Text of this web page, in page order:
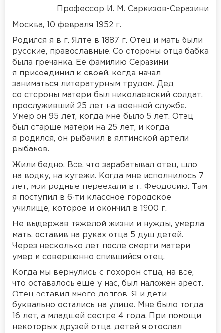
Профессор И. М. Саркизов-Серазини
Москва, 10 февраля 1952 г.
Родился я в г. Ялте в 1887 г. Отец и мать были
русские, православные. Со стороны отца бабка
была гречанка. Ее фамилию Серазини
я присоединил к своей, когда начал
заниматься литературным трудом. Дед
со стороны матери был николаевский солдат,
прослуживший 25 лет на военной службе.
Умер он 95 лет, когда мне было 5 лет. Отец
был старше матери на 25 лет, и когда
я родился, он рыбачил в ялтинской артели
рыбаков.
Жили бедно. Все, что зарабатывал отец, шло
на водку, на кутежи. Когда мне исполнилось 7
лет, мои родные переехали в г. Феодосию. Там
я поступил в 6-ти классное городское
училище, которое и окончил в 1900 г.
Не выдержав тяжелой жизни и нужды, умерла
мать, оставив на руках отца 5 душ детей.
Через несколько лет после смерти матери
умер и совершенно спившийся отец.
Когда мы вернулись с похорон отца, на все,
что оставалось еще у нас, был наложен арест.
Отец оставил много долгов. Я и дети
буквально остались на улице. Мне было тогда
16 лет, а младшей сестре 4 года. При помощи
некоторых друзей отца, детей я отослал